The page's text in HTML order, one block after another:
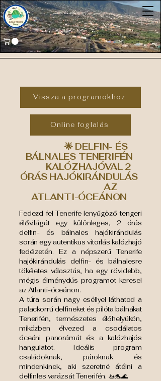
Vissza a programokhoz
Online foglalás
🌟 DELFIN- ÉS
BÁLNALES TENERIFÉN
KALÓZHAJÓVAL 2
ÓRÁS HAJÓKIRÁNDULÁS
AZ
ATLANTI-ÓCEÁNON
Fedezd fel Tenerife lenyűgöző tengeri
élővilágát egy különleges, 2 órás
delfin- és bálnales hajókirándulás
során egy autentikus vitorlás kalózhajó
fedélzetén. Ez a népszerű Tenerife
hajókirándulás delfin- és bálnalesre
tökéletes választás, ha egy rövidebb,
mégis élménydús programot keresel
az Atlanti-óceánon.
A túra során nagy eséllyel láthatod a
palackorrú delfineket és pilóta bálnákat
Tenerifén, természetes élőhelyükön,
miközben élvezed a csodálatos
óceáni panorámát és a kalózhajós
hangulatot. Ideális program
családoknak, pároknak és
mindenkinek, aki szeretné átélni a
delfinles varázsát Tenerifén. 🚤🐬🌊